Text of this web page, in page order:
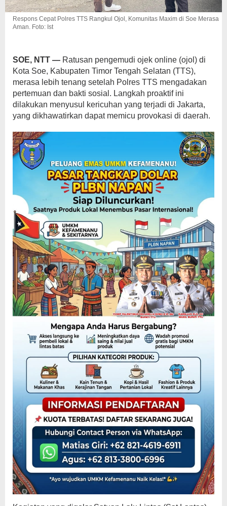
Respons Cepat Polres TTS Rangkul Ojol, Komunitas Maxim di Soe Merasa
Aman. Foto: Ist
SOE, NTT — Ratusan pengemudi ojek online (ojol) di
Kota Soe, Kabupaten Timor Tengah Selatan (TTS),
merasa lebih tenang setelah Polres TTS mengadakan
pertemuan dan bakti sosial. Langkah proaktif ini
dilakukan menyusul kericuhan yang terjadi di Jakarta,
yang dikhawatirkan dapat memicu provokasi di daerah.